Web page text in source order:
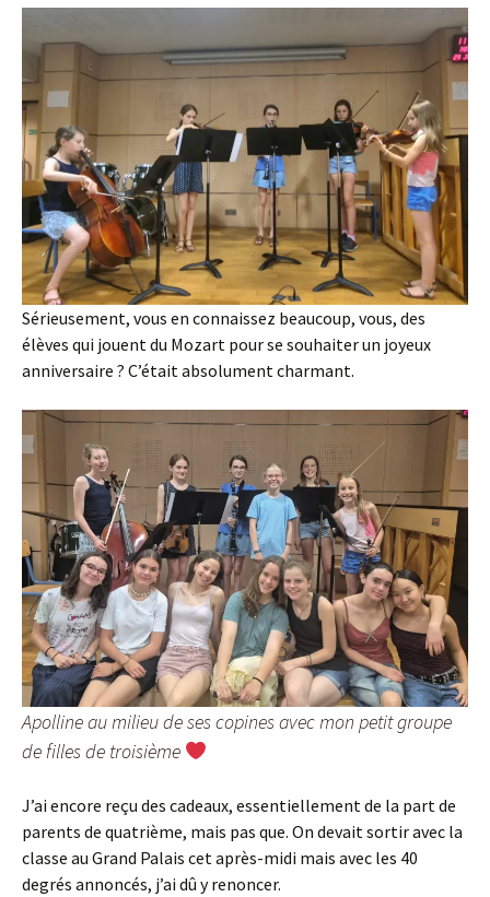
Sérieusement, vous en connaissez beaucoup, vous, des
élèves qui jouent du Mozart pour se souhaiter un joyeux
anniversaire ? C’était absolument charmant.
Apolline au milieu de ses copines avec mon petit groupe
de filles de troisième
J’ai encore reçu des cadeaux, essentiellement de la part de
parents de quatrième, mais pas que. On devait sortir avec la
classe au Grand Palais cet après-midi mais avec les 40
degrés annoncés, j’ai dû y renoncer.